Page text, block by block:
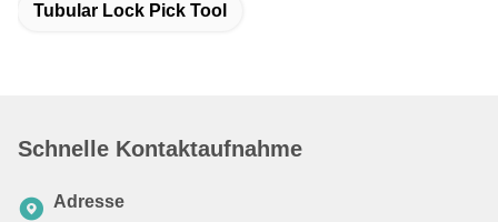
Tubular Lock Pick Tool
Schnelle Kontaktaufnahme
Adresse